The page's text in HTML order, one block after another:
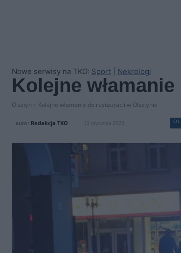
Nowe serwisy na TKO: Sport Nekrologi
Kolejne
Olsztyn Kolejne włamanie do restauracji w Olsztynie
autor Redakcja TKO 11 stycznia 2023